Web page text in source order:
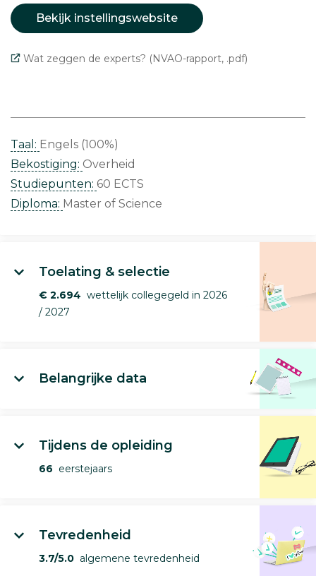
Bekijk instellingswebsite
Wat zeggen de experts? (NVAO-rapport, .pdf)
Taal: Engels (100%)
Bekostiging: Overheid
Studiepunten: 60 ECTS
Diploma: Master of Science
Toelating & selectie
€ 2.694 wettelijk collegegeld in 2026
/ 2027
Belangrijke data
Tijdens de opleiding
66 eerstejaars
Tevredenheid
3.7/5.0 algemene tevredenheid